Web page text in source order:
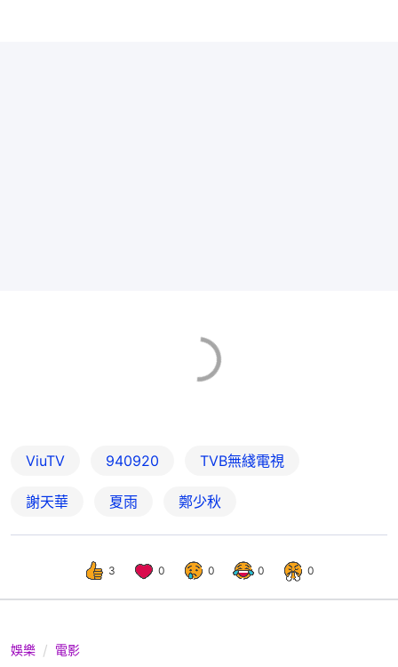
ViuTV 940920 TVB無綫電視
謝天華 夏雨 鄭少秋
3 0 0 0 0
娛樂 電影